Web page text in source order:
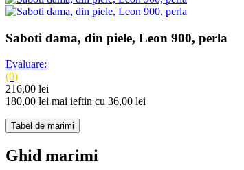
Saboti dama, din piele, Leon 900, perla
Evaluare:
(0)
216,00 lei
180,00 lei mai ieftin cu 36,00 lei
Tabel de marimi
Ghid marimi